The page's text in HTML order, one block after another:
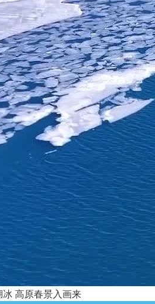
高原春景入画来